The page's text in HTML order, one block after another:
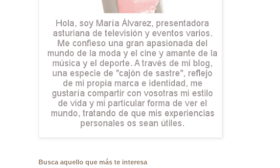
Busca aquello que más te interesa